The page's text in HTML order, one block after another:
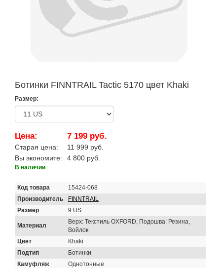
Ботинки FINNTRAIL Tactic 5170 цвет Khaki
Размер:
Цена: 7 199 руб.
Старая цена:
11 999 руб.
Вы экономите:
4 800 руб.
В наличии
Код товара
15424-068
Производитель
FINNTRAIL
Размер
9 US
Материал
Верх: Текстиль OXFORD, Подошва: Резина,
Войлок
Цвет
Khaki
Подтип
Ботинки
Камуфляж
Однотонные